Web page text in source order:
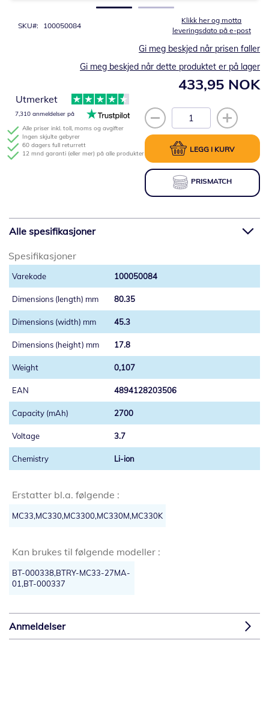
Klikk her og motta
leveringsdato på e-post
SKU 100050084
433,95 NOK
Gi meg beskjed når prisen faller
Gi meg beskjed når dette produktet er på lager
LEGG I KURV
PRISMATCH
Alle priser inkl. toll, moms og avgifter
Ingen skjulte gebyrer
60 dagers full returrett
12 mnd garanti (eller mer) på alle produkter
Utmerket
7,310 anmeldelser på
Alle spesifikasjoner
Spesifikasjoner
100050084
80.35
45.3
17.8
0,107
4894128203506
2700
3.7
Li-ion
Erstatter bl.a. følgende :
MC33,MC330,MC3300,MC330M,MC330K
Kan brukes til følgende modeller :
BT-000338,BTRY-MC33-27MA-
01,BT-000337
Anmeldelser